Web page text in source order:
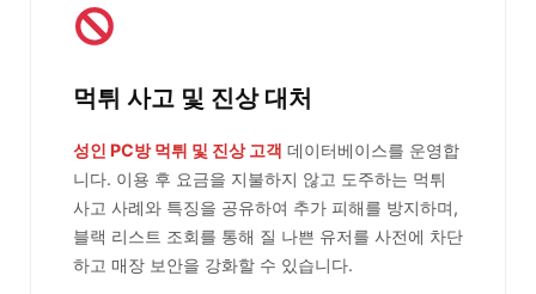
먹튀 사고 및 진상 대처
성인 PC방 먹튀 및 진상 고객 데이터베이스를 운영합
니다. 이용 후 요금을 지불하지 않고 도주하는 먹튀
사고 사례와 특징을 공유하여 추가 피해를 방지하며,
블랙 리스트 조회를 통해 질 나쁜 유저를 사전에 차단
하고 매장 보안을 강화할 수 있습니다.